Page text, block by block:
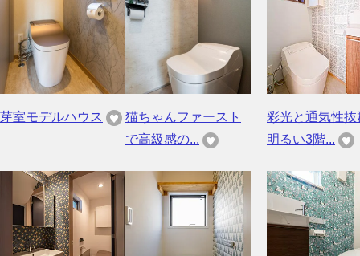
芽室モデルハウス
猫ちゃんファースト
で高級感の...
彩光と通気性抜
明るい3階...